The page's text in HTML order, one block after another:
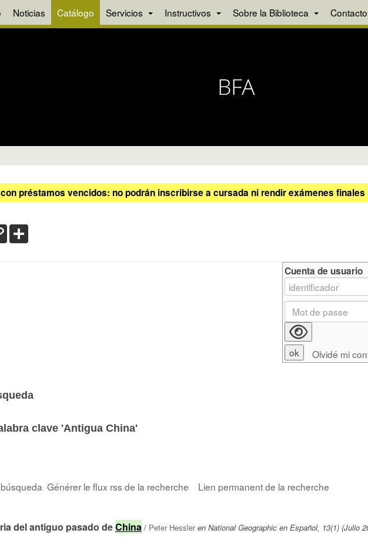
Noticias Catálogo Servicios Instructivos Sobre la Biblioteca Contacto
préstamos vencidos: no podrán inscribirse a cursada ni rendir exámenes finales
Copy
Link
clave 'Antigua China'
Générer le flux rss de la recherche Lien permanent de la recherche
del antiguo pasado deChina / Peter Hessler en National Geographic en Español, 13(1) (Julio
Cuenta de usuario
Olvidé mi